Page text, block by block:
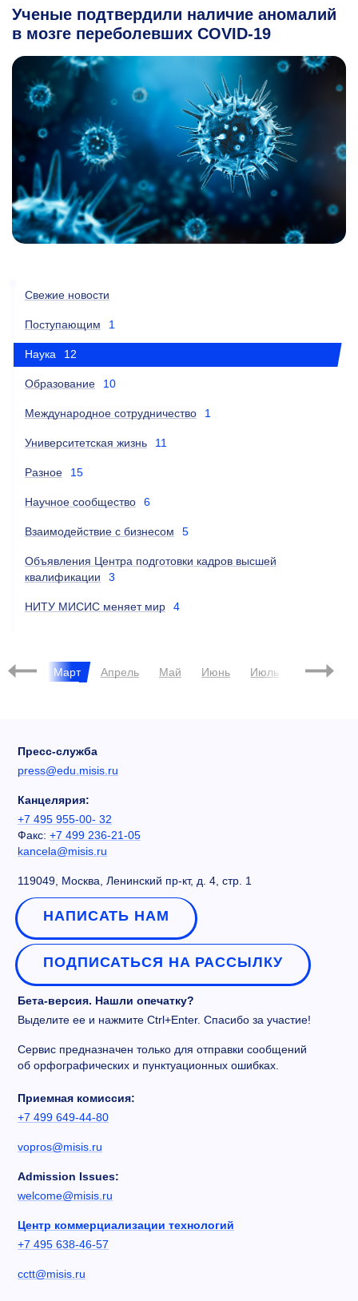
Ученые подтвердили наличие аномалий
в мозге переболевших COVID-19
Свежие новости
Поступающим 1
Наука 12
Образование 10
Международное сотрудничество 1
Университетская жизнь 11
Разное 15
Научное сообщество 6
Взаимодействие с бизнесом 5
Объявления Центра подготовки кадров высшей
квалификации
3
НИТУ МИСИС меняет мир 4
Март Апрель Май Июнь Июль Август
Пресс-служба
press@edu.misis.ru
Канцелярия:
+7 495 955-00- 32
Факс: +7 499 236-21-05
kancela@misis.ru
119049, Москва, Ленинский пр-кт, д. 4, стр. 1
НАПИСАТЬ НАМ
ПОДПИСАТЬСЯ НА РАССЫЛКУ
Бета-версия. Нашли опечатку?
Выделите ее и нажмите Ctrl+Enter. Спасибо за участие!
Сервис предназначен только для отправки сообщений
об орфографических и пунктуационных ошибках.
Приемная комиссия:
+7 499 649-44-80
vopros@misis.ru
Admission Issues:
welcome@misis.ru
Центр коммерциализации технологий
+7 495 638-46-57
cctt@misis.ru